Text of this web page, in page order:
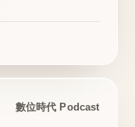
數位時代 Podcast